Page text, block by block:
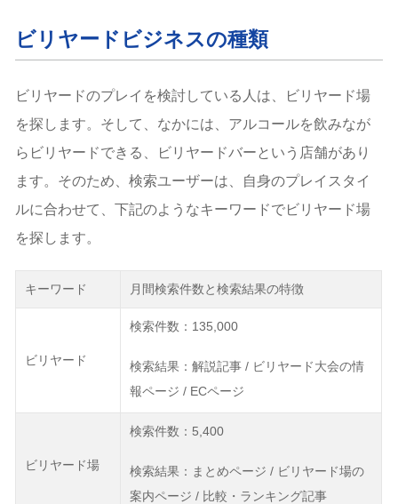
ビリヤードビジネスの種類
ビリヤードのプレイを検討している人は、ビリヤード場
を探します。そして、なかには、アルコールを飲みなが
らビリヤードできる、ビリヤードバーという店舗があり
ます。そのため、検索ユーザーは、自身のプレイスタイ
ルに合わせて、下記のようなキーワードでビリヤード場
を探します。
キーワード 月間検索件数と検索結果の特徴
ビリヤード
検索件数：135,000
検索結果：解説記事 / ビリヤード大会の情
報ページ / ECページ
ビリヤード場
検索件数：5,400
検索結果：まとめページ / ビリヤード場の
案内ページ / 比較・ランキング記事